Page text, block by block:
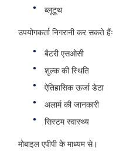
ब्लूटूथ
उपयोगकर्ता निगरानी कर सकते हैंः
बैटरी एसओसी
शुल्क की स्थिति
ऐतिहासिक ऊर्जा डेटा
अलार्म की जानकारी
सिस्टम स्वास्थ्य
मोबाइल एपीपी के माध्यम से।